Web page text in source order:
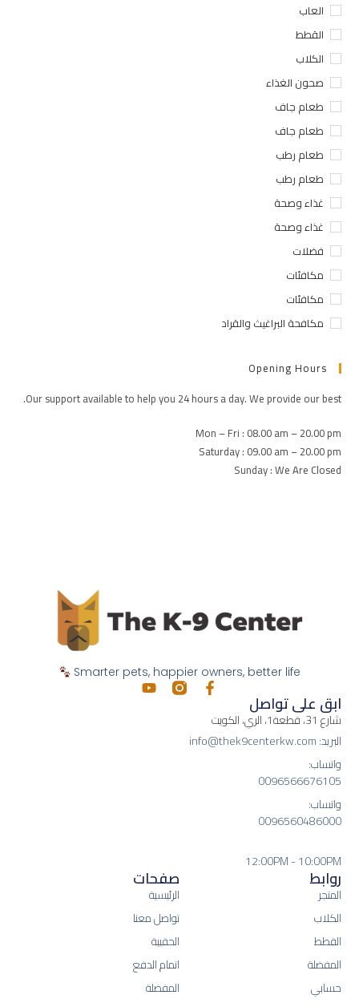
العاب
القطط
الكلاب
صحون الغذاء
طعام جاف
طعام جاف
طعام رطب
طعام رطب
غذاء وصحة
غذاء وصحة
فضلات
مكافئات
مكافئات
مكافحة البراغيث والقراد
Opening Hours
Our support available to help you 24 hours a day. We provide our best.
Mon – Fri : 08.00 am – 20.00 pm
Saturday : 09.00 am – 20.00 pm
Sunday : We Are Closed
Smarter pets, happier owners, better life
صفحات
الرئيسية
تواصل معنا
الحقيبة
اتمام الدفع
المفضلة
روابط
المتجر
الكلاب
القطط
المفضلة
حسابي
ابق على تواصل
شارع 31، قطعة1، الري، الكويت
البريد: info@thek9centerkw.com
واتساب:
0096566676105
واتساب:
0096560486000
12:00PM - 10:00PM